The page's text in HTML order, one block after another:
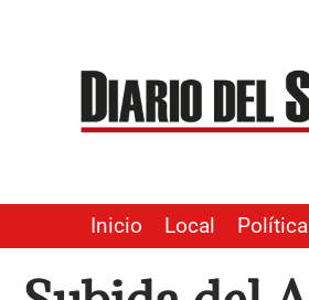
contenido
Inicio Local Política